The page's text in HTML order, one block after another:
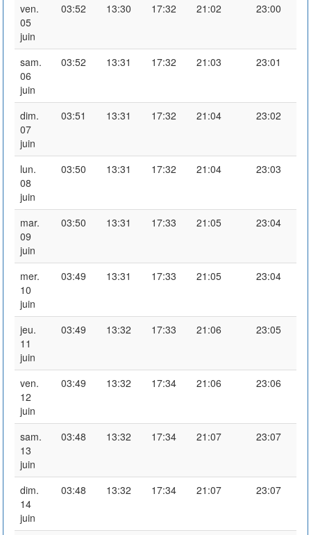
ven.
05
juin
03:52 13:30 17:32 21:02 23:00
sam.
06
juin
03:52 13:31 17:32 21:03 23:01
dim.
07
juin
03:51 13:31 17:32 21:04 23:02
lun.
08
juin
03:50 13:31 17:32 21:04 23:03
mar.
09
juin
03:50 13:31 17:33 21:05 23:04
mer.
10
juin
03:49 13:31 17:33 21:05 23:04
jeu.
11
juin
03:49 13:32 17:33 21:06 23:05
ven.
12
juin
03:49 13:32 17:34 21:06 23:06
sam.
13
juin
03:48 13:32 17:34 21:07 23:07
dim.
14
juin
03:48 13:32 17:34 21:07 23:07